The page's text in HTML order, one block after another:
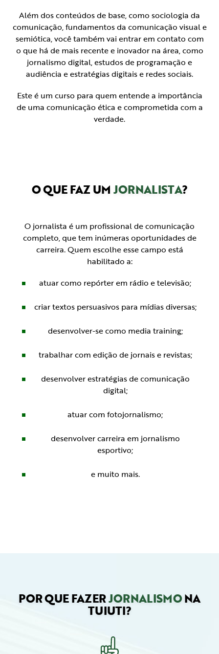
Além dos conteúdos de base, como sociologia da
comunicação, fundamentos da comunicação visual e
semiótica, você também vai entrar em contato com
o que há de mais recente e inovador na área, como
jornalismo digital, estudos de programação e
audiência e estratégias digitais e redes sociais.
Este é um curso para quem entende a importância
de uma comunicação ética e comprometida com a
verdade.
O QUE FAZ UM JORNALISTA?
O jornalista é um profissional de comunicação
completo, que tem inúmeras oportunidades de
carreira. Quem escolhe esse campo está
habilitado a:
atuar como repórter em rádio e televisão;
criar textos persuasivos para mídias diversas;
desenvolver-se como media training;
trabalhar com edição de jornais e revistas;
desenvolver estratégias de comunicação
digital;
atuar com fotojornalismo;
desenvolver carreira em jornalismo
esportivo;
e muito mais.
POR QUE FAZERJORNALISMONA
TUIUTI?